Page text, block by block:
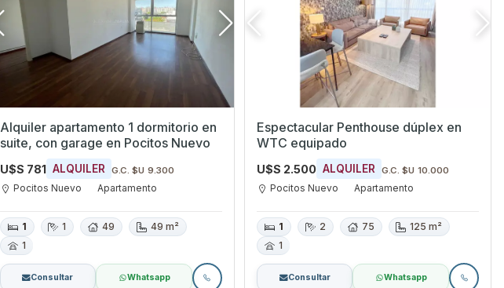
Alquiler apartamento 1 dormitorio en
suite, con garage en Pocitos Nuevo
U$S 781 ALQUILER G.C. $U 9.300
Pocitos Nuevo Apartamento
1 1 49
49 m²
1
Consultar Whatsapp
Espectacular Penthouse dúplex en
WTC equipado
U$S 2.500 ALQUILER G.C. $U 10.000
Pocitos Nuevo Apartamento
1 2 75
125 m²
1
Consultar Whatsapp